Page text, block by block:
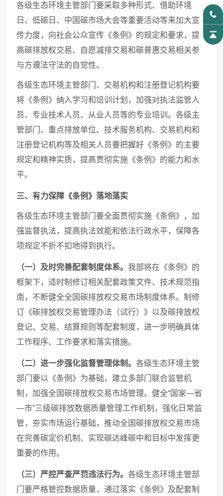
各级生态环境主管部门要采取多种形式、借助环境
日、低碳日、中国碳市场大会等重要活动等来加大宣
传力度，向社会公众宣传《条例》的规定和要求，提
高碳排放权交易、自愿减排交易和碳普惠交易相关参
与方遵法守法的自觉性。
各级生态环境主管部门、交易机构和注册登记机构要
将《条例》纳入学习和培训计划，加强对执法监管人
员、专业技术人员、从业人员等的专业培训。各级主
管部门、重点排放单位、技术服务机构、交易机构和
注册登记机构等及相关人员要把握好《条例》的主要
规定和精神实质，提高贯彻实施《条例》的能力和水
平。
三、有力保障《条例》落地落实
各级生态环境主管部门要全面贯彻实施《条例》，加
强监督执法，提高执法效能和依法行政水平，保障各
项规定不折不扣地得到执行。
（一）及时完善配套制度体系。我部将在《条例》的
框架下，适时制修订相关配套政策文件、技术规范指
南，不断健全全国碳排放权交易市场制度体系。制修
订《碳排放权交易管理办法（试行）》以及碳排放权
登记、交易、结算规则等配套制度，进一步明确具体
工作程序、工作要求和落实措施。
（二）进一步强化监督管理体制。各级生态环境主管
部门要以《条例》为基础，建立多部门联合监管机
制，加强全国碳排放权交易市场管理。健全“国家—省
—市”三级碳排放数据质量管理工作机制，强化日常监
管，夯实市场运行基础，推动全国碳排放权交易市场
在完善碳定价机制、实现碳达峰碳中和目标中发挥更
重要的作用。
（三）严控严查严罚违法行为。各级生态环境主管部
门要严格管控数据质量，通过落实《条例》及配套制